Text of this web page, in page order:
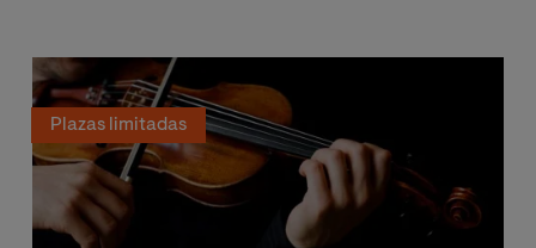
Plazas limitadas